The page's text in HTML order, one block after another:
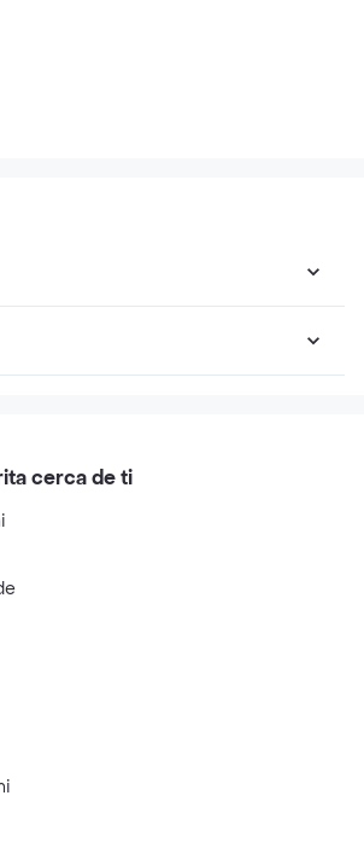
cerca de ti